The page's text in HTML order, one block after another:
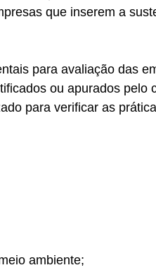
que inserem a
para avaliação das
ou apurados pelo
para verificar as
ambiente;